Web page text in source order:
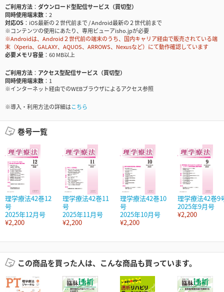
ご利用方法
ダウンロード型配信サービス（買切型）
同時使用端末数
2
対応OS
iOS最新の２世代前まで / Android最新の２世代前まで
※コンテンツの使用にあたり、専用ビューアisho.jpが必要
※Androidは、Android２世代前の端末のうち、国内キャリア経由で販売されている端
末（Xperia、GALAXY、AQUOS、ARROWS、Nexusなど）にて動作確認しています
必要メモリ容量
60 MB以上
ご利用方法
アクセス型配信サービス（買切型）
同時使用端末数
1
※インターネット経由でのWEBブラウザによるアクセス参照
※導入・利用方法の詳細はこちら
巻号一覧
理学療法42巻12
号
2025年12月号
¥2,200
理学療法42巻11
号
2025年11月号
¥2,200
理学療法42巻10
号
2025年10月号
¥2,200
理学療法42巻9
2025年9月号
¥2,200
この商品を買った人は、こんな商品も買っています。